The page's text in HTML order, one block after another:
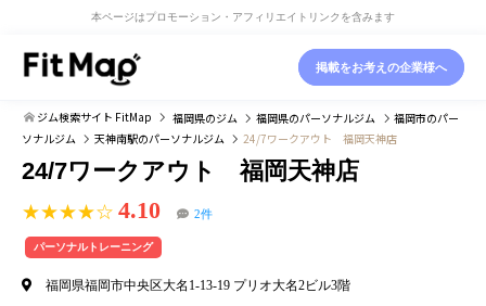
本ページはプロモーション・アフィリエイトリンクを含みます
掲載をお考えの企業様へ
ジム検索サイト FitMap 福岡県のジム 福岡県のパーソナルジム 福岡市のパー
ソナルジム
天神南駅のパーソナルジム 24/7ワークアウト 福岡天神店
24/7ワークアウト 福岡天神店
★★★★☆ 4.10 2件
パーソナルトレーニング
福岡県福岡市中央区大名1-13-19 プリオ大名2ビル3階